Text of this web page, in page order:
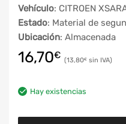
Vehículo: CITROEN
Estado: Material de
Ubicación: Almacenada
16,70€ 13,80€
Hay existencias